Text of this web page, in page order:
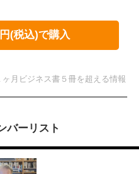
(税込)で購入
月ビジネス書５冊を超える情報
バーリスト